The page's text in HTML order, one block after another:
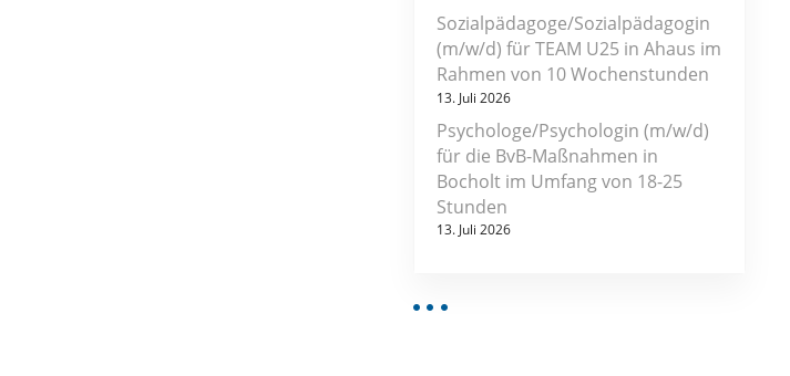
Sozialpädagoge/Sozialpädagogin
(m/w/d) für TEAM U25 in Ahaus im
Rahmen von 10 Wochenstunden
13. Juli 2026
Psychologe/Psychologin (m/w/d)
für die BvB-Maßnahmen in
Bocholt im Umfang von 18-25
Stunden
13. Juli 2026